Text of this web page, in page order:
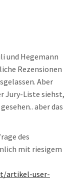
und Hegemann
Rezensionen
Aber
Jury-Liste siehst,
aber das
des
mit riesigem
artikel-user-